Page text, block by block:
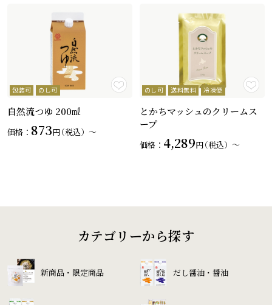
包装可 のし可
自然流つゆ 200㎖
価格： 873円（税込）〜
のし可 送料無料 冷凍便
とかちマッシュのクリームス
ープ
価格： 4,289円（税込）〜
カテゴリーから探す
新商品・限定商品 だし醤油・醤油